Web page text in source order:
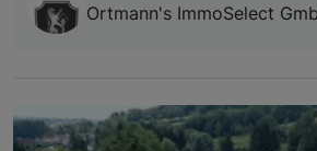
Ortmann's ImmoSelect